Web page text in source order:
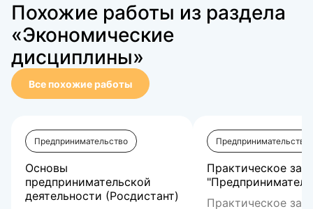
Похожие работы из раздела
«Экономические
дисциплины»
Все похожие работы
Предпринимательство
Основы
предпринимательской
деятельности (Росдистант)
Предпринимательство
Практическое
Практическое